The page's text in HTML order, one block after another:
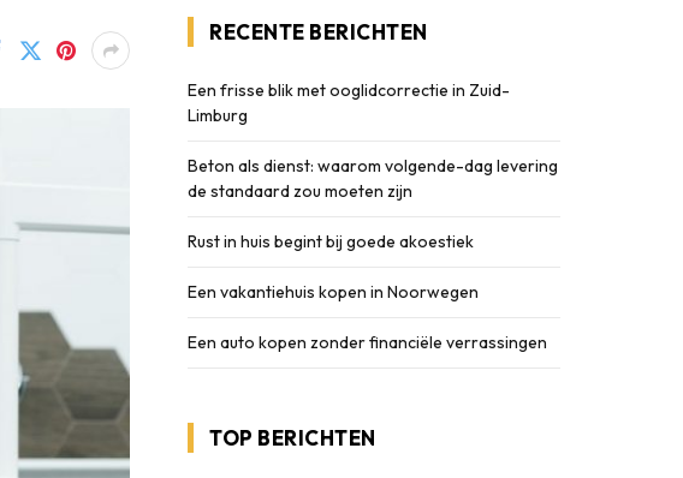
RECENTE BERICHTEN
Een frisse blik met ooglidcorrectie in Zuid-
Limburg
Beton als dienst: waarom volgende-dag levering
de standaard zou moeten zijn
Rust in huis begint bij goede akoestiek
Een vakantiehuis kopen in Noorwegen
Een auto kopen zonder financiële verrassingen
TOP BERICHTEN